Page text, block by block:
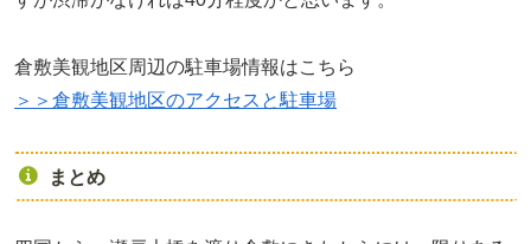
倉敷美観地区周辺の駐車場情報はこちら
＞＞倉敷美観地区のアクセスと駐車場
まとめ